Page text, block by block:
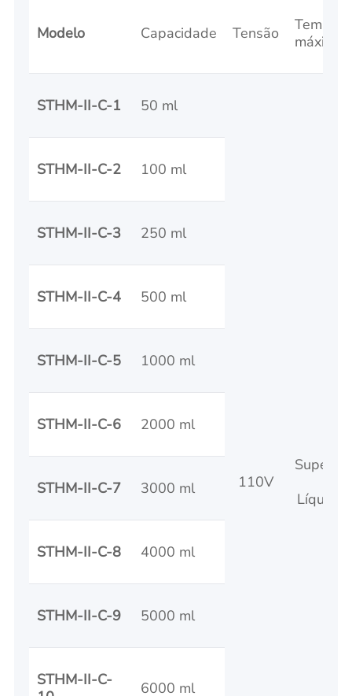
Modelo Capacidade Tensão
máxima
STHM-II-C-1 50 ml
110V
STHM-II-C-2 100 ml
STHM-II-C-3 250 ml
STHM-II-C-4 500 ml
STHM-II-C-5 1000 ml
STHM-II-C-6 2000 ml
STHM-II-C-7 3000 ml
STHM-II-C-8 4000 ml
STHM-II-C-9 5000 ml
STHM-II-C-
6000 ml